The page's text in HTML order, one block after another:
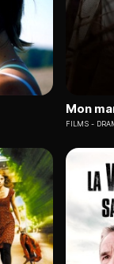
Mon
FILMS